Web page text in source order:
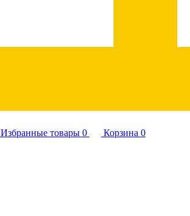
Избранные товары 0 Корзина 0